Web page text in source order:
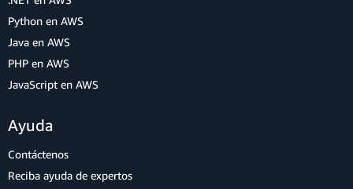
Python en AWS
Java en AWS
PHP en AWS
JavaScript en AWS
Ayuda
Contáctenos
Reciba ayuda de expertos